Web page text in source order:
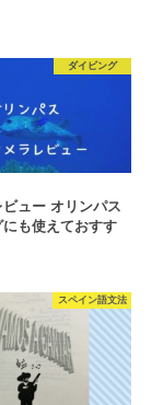
ダイビング
ュー オリンパス
も使えておすす
スペイン語文法